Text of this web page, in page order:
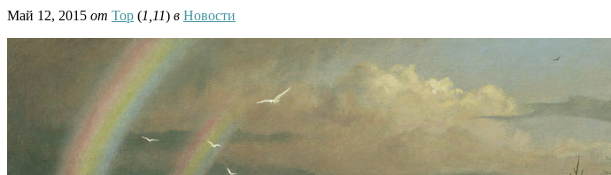
Май 12, 2015 от Тор (1,11) в Новости